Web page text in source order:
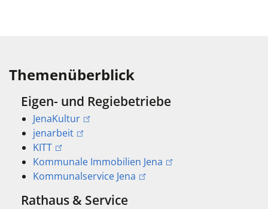
Themenüberblick
Eigen- und Regiebetriebe
JenaKultur
jenarbeit
KITT
Kommunale Immobilien Jena
Kommunalservice Jena
Rathaus & Service